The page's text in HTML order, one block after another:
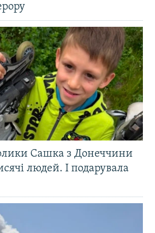
Сашка з Донеччини
людей. І подарувала